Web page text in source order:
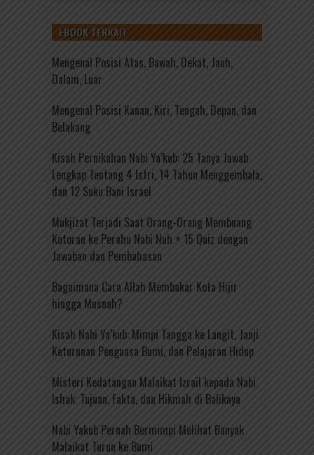
EBOOK TERKAIT
Mengenal Posisi Atas, Bawah, Dekat, Jauh,
Dalam, Luar
Mengenal Posisi Kanan, Kiri, Tengah, Depan, dan
Belakang
Kisah Pernikahan Nabi Ya’kub: 25 Tanya Jawab
Lengkap Tentang 4 Istri, 14 Tahun Menggembala,
dan 12 Suku Bani Israel
Mukjizat Terjadi Saat Orang-Orang Membuang
Kotoran ke Perahu Nabi Nuh + 15 Quiz dengan
Jawaban dan Pembahasan
Bagaimana Cara Allah Membakar Kota Hijir
hingga Musnah?
Kisah Nabi Ya’kub: Mimpi Tangga ke Langit, Janji
Keturunan Penguasa Bumi, dan Pelajaran Hidup
Misteri Kedatangan Malaikat Izrail kepada Nabi
Ishak: Tujuan, Fakta, dan Hikmah di Baliknya
Nabi Yakub Pernah Bermimpi Melihat Banyak
Malaikat Turun ke Bumi